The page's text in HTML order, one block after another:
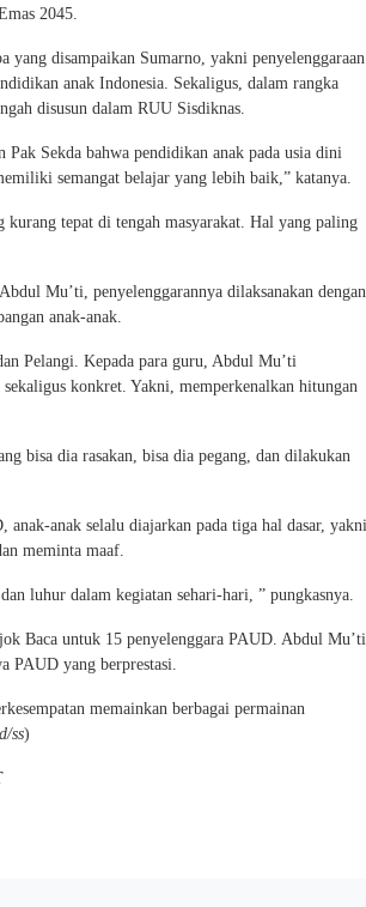
2045.
disampaikan Sumarno, yakni penyelenggaraan
anak Indonesia. Sekaligus, dalam rangka
disusun dalam RUU Sisdiknas.
Sekda bahwa pendidikan anak pada usia dini
semangat belajar yang lebih baik,” katanya.
kurang tepat di tengah masyarakat. Hal yang paling
Mu’ti, penyelenggarannya dilaksanakan dengan
anak-anak.
Pelangi. Kepada para guru, Abdul Mu’ti
konkret. Yakni, memperkenalkan hitungan
bisa dia rasakan, bisa dia pegang, dan dilakukan
anak selalu diajarkan pada tiga hal dasar, yakni
meminta maaf.
luhur dalam kegiatan sehari-hari, ” pungkasnya.
Baca untuk 15 penyelenggara PAUD. Abdul Mu’ti
PAUD yang berprestasi.
memainkan berbagai permainan
ss)